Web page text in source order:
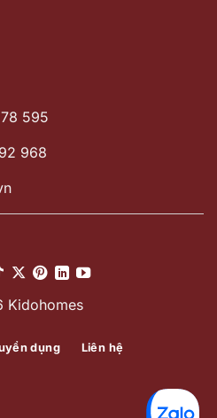
595
968
Kidohomes
dụng Liên hệ